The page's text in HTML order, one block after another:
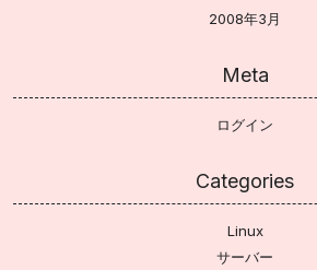
2008年3月
Meta
ログイン
Categories
Linux
サーバー